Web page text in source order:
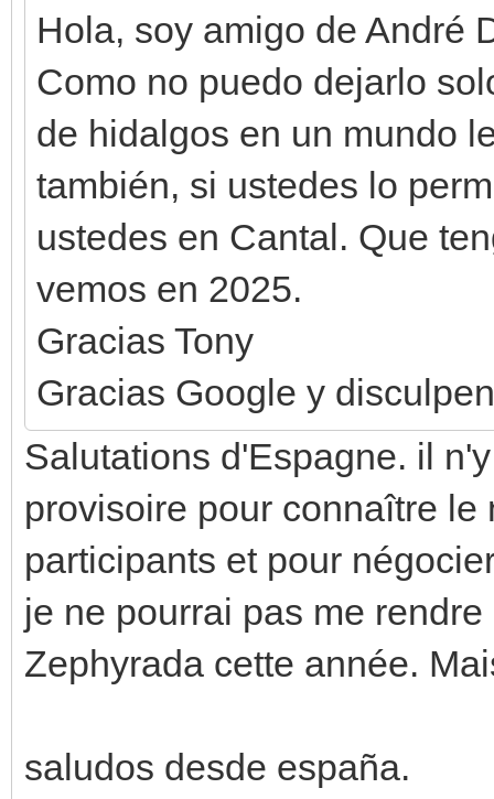
Hola, soy amigo de André
Como no puedo dejarlo
de hidalgos en un mundo
también, si ustedes lo
ustedes en Cantal. Que
vemos en 2025.
Gracias Tony
Gracias Google y
Salutations d'Espagne. il
provisoire pour connaître
participants et pour
je ne pourrai pas me
Zephyrada cette année.
saludos desde españa.